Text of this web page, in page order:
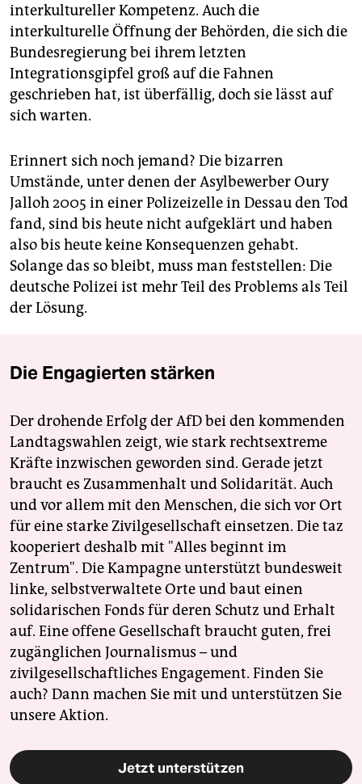
interkultureller Kompetenz. Auch die
interkulturelle Öffnung der Behörden, die sich die
Bundesregierung bei ihrem letzten
Integrationsgipfel groß auf die Fahnen
geschrieben hat, ist überfällig, doch sie lässt auf
sich warten.
Erinnert sich noch jemand? Die bizarren
Umstände, unter denen der Asylbewerber Oury
Jalloh 2005 in einer Polizeizelle in Dessau den Tod
fand, sind bis heute nicht aufgeklärt und haben
also bis heute keine Konsequenzen gehabt.
Solange das so bleibt, muss man feststellen: Die
deutsche Polizei ist mehr Teil des Problems als Teil
der Lösung.
Die Engagierten stärken
Der drohende Erfolg der AfD bei den kommenden
Landtagswahlen zeigt, wie stark rechtsextreme
Kräfte inzwischen geworden sind. Gerade jetzt
braucht es Zusammenhalt und Solidarität. Auch
und vor allem mit den Menschen, die sich vor Ort
für eine starke Zivilgesellschaft einsetzen. Die taz
kooperiert deshalb mit "Alles beginnt im
Zentrum". Die Kampagne unterstützt bundesweit
linke, selbstverwaltete Orte und baut einen
solidarischen Fonds für deren Schutz und Erhalt
auf. Eine offene Gesellschaft braucht guten, frei
zugänglichen Journalismus – und
zivilgesellschaftliches Engagement. Finden Sie
auch? Dann machen Sie mit und unterstützen Sie
unsere Aktion.
Jetzt unterstützen